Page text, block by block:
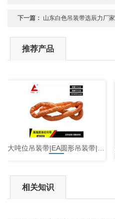
下一篇： 山东白色吊装带选辰力厂家
推荐产品
大吨位吊装带|EA圆形吊装带|EB扁平吊装带|吊装带厂家
相关知识